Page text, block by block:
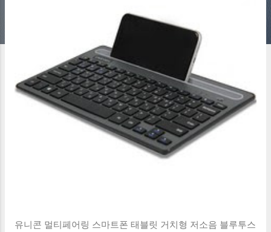
유니콘 멀티페어링 스마트폰 태블릿 거치형 저소음 블루투스